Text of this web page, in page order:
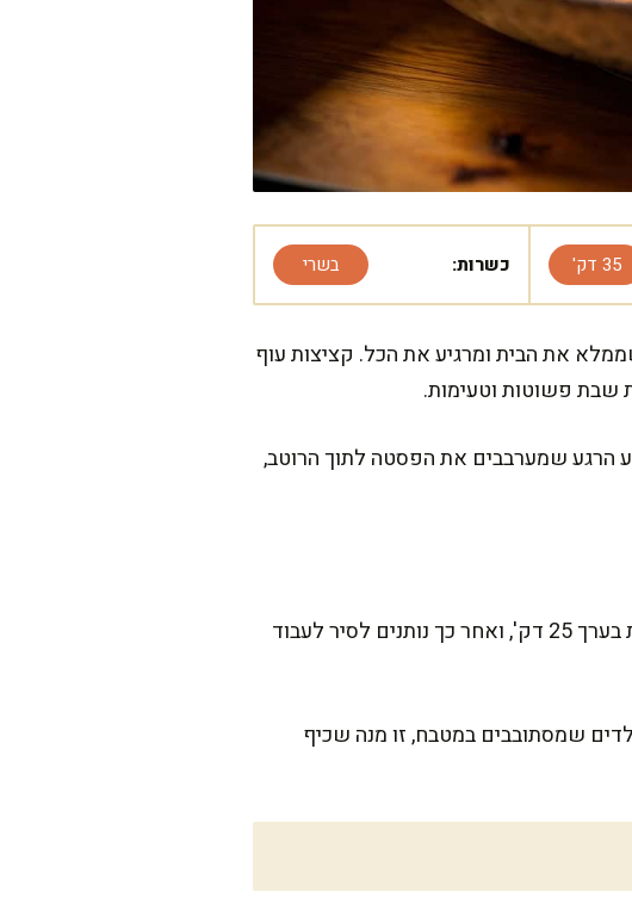
35 דק' כשרות: בשרי
את הבית ומרגיע את הכל. קציצות עוף
שבת פשוטות וטעימות.
הרגע שמערבבים את הפסטה לתוך הרוטב,
המתכון הזה דורש מעט ארגון, אבל מבטיחה שהוא שווה כל רגע. ההכנה הפעילה לוקחת בערך 25 דק', ואחר כך נותנים לסיר לעבוד
שמסתובבים במטבח, זו מנה שכיף